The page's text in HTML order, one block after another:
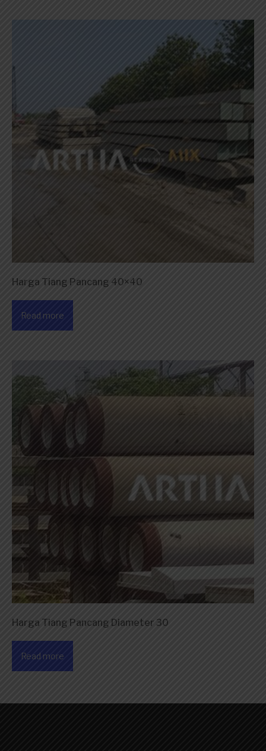
Harga Tiang Pancang 40×40
Read more
Harga Tiang Pancang Diameter 30
Read more